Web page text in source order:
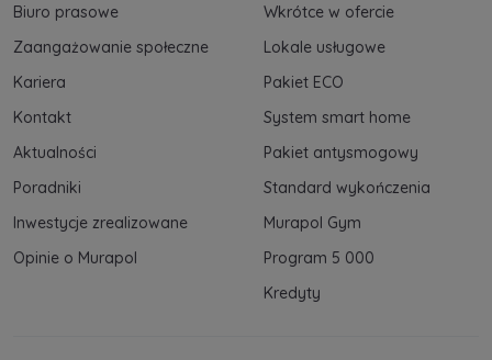
Biuro prasowe
Zaangażowanie społeczne
Kariera
Kontakt
Aktualności
Poradniki
Inwestycje zrealizowane
Opinie o Murapol
Wkrótce w ofercie
Lokale usługowe
Pakiet ECO
System smart home
Pakiet antysmogowy
Standard wykończenia
Murapol Gym
Program 5 000
Kredyty